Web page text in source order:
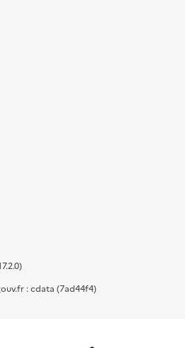
: cdata (7ad44f4)